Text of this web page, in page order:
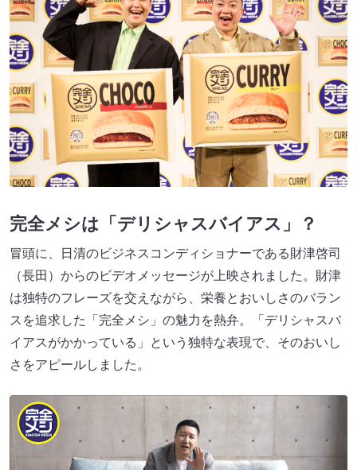
完全メシは「デリシャスバイアス」？
冒頭に、日清のビジネスコンディショナーである財津啓司
（長田）からのビデオメッセージが上映されました。財津
は独特のフレーズを交えながら、栄養とおいしさのバラン
スを追求した「完全メシ」の魅力を熱弁。「デリシャスバ
イアスがかかっている」という独特な表現で、そのおいし
さをアピールしました。